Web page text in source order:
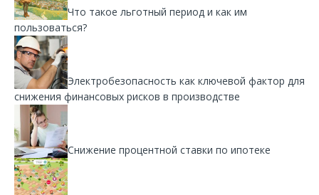
Что такое льготный период и как им
пользоваться?
Электробезопасность как ключевой фактор для
снижения финансовых рисков в производстве
Снижение процентной ставки по ипотеке